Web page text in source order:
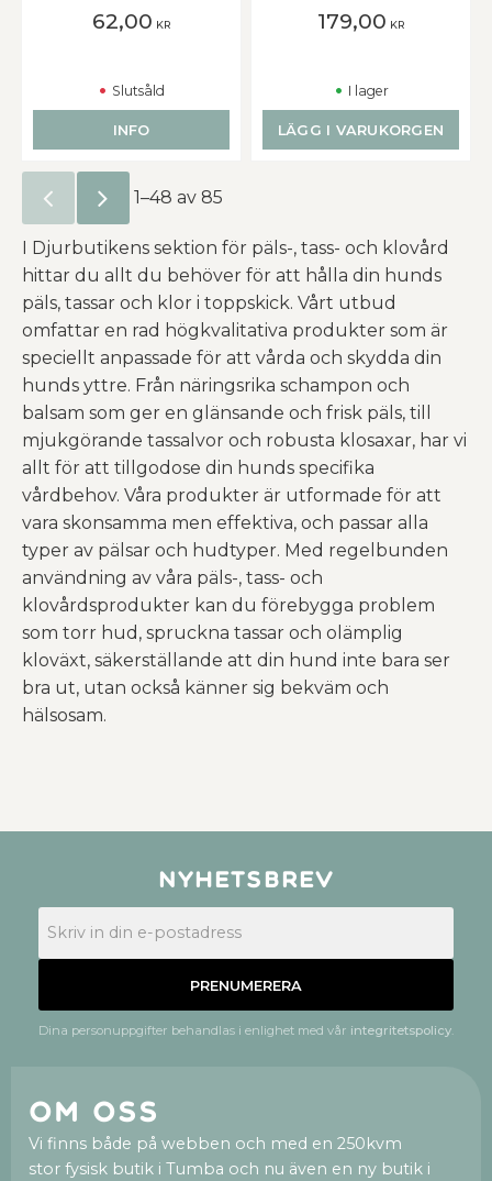
62,00 KR
Slutsåld
INFO
kamomill. Lavendel som
lugnar sinnet och tar
talgproduktionen och
är uppmjukande.
Kamomill som lugnar
& Chamomille Schampo
passar alla pälstyper
och är mycket
skonsamt och effektivt
rengörande. Använd en
del schampo med 10
delar vatten. Skaka väl
och massera in i pälsen.
Låt verka 5 minuter för
bästa resultat och skölj
noga. Kan användas på
valpar och kattungar
över sex veckors ålder.
179,00 KR
I lager
LÄGG I VARUKORGEN
1–48 av 85
I Djurbutikens sektion för päls-, tass- och klovård
hittar du allt du behöver för att hålla din hunds
päls, tassar och klor i toppskick. Vårt utbud
omfattar en rad högkvalitativa produkter som är
speciellt anpassade för att vårda och skydda din
hunds yttre. Från näringsrika schampon och
balsam som ger en glänsande och frisk päls, till
mjukgörande tassalvor och robusta klosaxar, har vi
allt för att tillgodose din hunds specifika
vårdbehov. Våra produkter är utformade för att
vara skonsamma men effektiva, och passar alla
typer av pälsar och hudtyper. Med regelbunden
användning av våra päls-, tass- och
klovårdsprodukter kan du förebygga problem
som torr hud, spruckna tassar och olämplig
kloväxt, säkerställande att din hund inte bara ser
bra ut, utan också känner sig bekväm och
hälsosam.
Nyhetsbrev
PRENUMERERA
Dina personuppgifter behandlas i enlighet med vår integritetspolicy.
Om oss
Vi finns både på webben och med en 250kvm
stor fysisk butik i Tumba och nu även en ny butik i